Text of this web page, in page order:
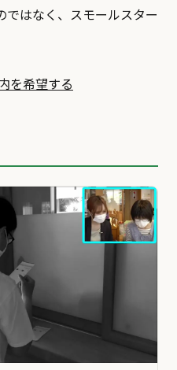
ではなく、スモールスター
を希望する